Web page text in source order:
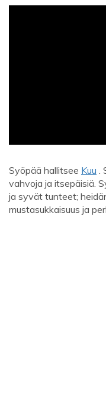
Syöpää hallitsee Kuu .
vahvoja ja itsepäisiä.
ja syvät tunteet;
mustasukkaisuus ja